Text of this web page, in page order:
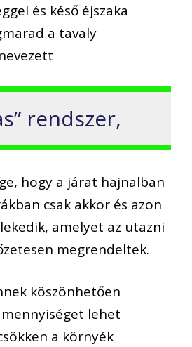
és késő éjszaka
a tavaly
rendszer,
hogy a járat hajnalban
csak akkor és azon
amelyet az utazni
megrendeltek.
köszönhetően
lehet
a környék